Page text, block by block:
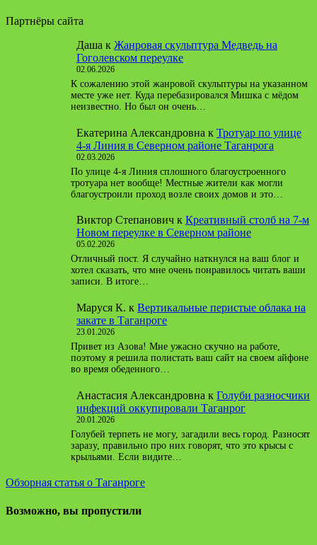
Партнёры сайта
Даша к Жанровая скульптура Медведь на
Гоголевском переулке
02.06.2026
К сожалению этой жанровой скульптуры на указанном
месте уже нет. Куда перебазировался Мишка с мёдом
неизвестно. Но был он очень…
Екатерина Александровна к Тротуар по улице
4-я Линия в Северном районе Таганрога
02.03.2026
По улице 4-я Линия сплошного благоустроенного
тротуара нет вообще! Местные жители как могли
благоустроили проход возле своих домов и это…
Виктор Степанович к Креативный столб на 7-м
Новом переулке в Северном районе
05.02.2026
Отличный пост. Я случайно наткнулся на ваш блог и
хотел сказать, что мне очень понравилось читать ваши
записи. В итоге…
Маруся К. к Вертикальные перистые облака на
закате в Таганроге
23.01.2026
Привет из Азова! Мне ужасно скучно на работе,
поэтому я решила полистать ваш сайт на своем айфоне
во время обеденного…
Анастасия Александровна к Голуби разносчики
инфекций оккупировали Таганрог
20.01.2026
Голубей терпеть не могу, загадили весь город. Разносят
заразу, правильно про них говорят, что это крысы с
крыльями. Если видите…
Обзорная статья о Таганроге
Возможно, вы пропустили